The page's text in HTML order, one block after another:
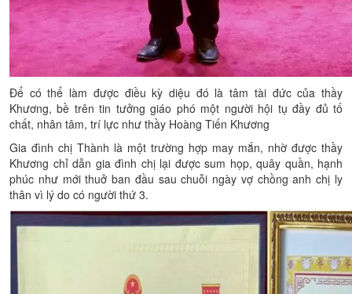
Để có thể làm được điều kỳ diệu đó là tâm tài đức của thầy
Khương, bề trên tin tưởng giáo phó một người hội tụ đầy đủ tố
chất, nhân tâm, trí lực như thầy Hoàng Tiến Khương
Gia đình chị Thành là một trường hợp may mắn, nhờ được thầy
Khương chỉ dẫn gia đình chị lại được sum họp, quây quần, hạnh
phúc như mới thuở ban đầu sau chuỗi ngày vợ chồng anh chị ly
thân vì lý do có người thứ 3.